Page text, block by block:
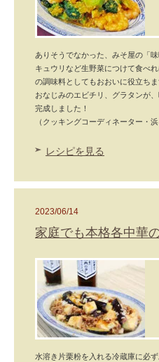
ありそうでなかった、みそ屋の「
キュウリなど生野菜につけて食べ
の調味料としてもおおいに役立ちま
おなじみのエビチリ、グラタンが
完成しました！
（クッキングコーディネーター・浜
レシピを見る
2023/06/14
家庭でも本格各中華
水溶き片栗粉を入れる冷蔵庫に必